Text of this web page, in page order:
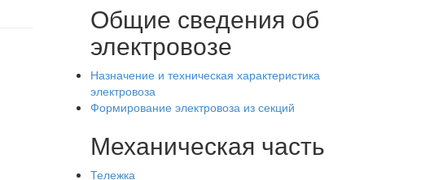
Общие сведения об
электровозе
Назначение и техническая характеристика
электровоза
Формирование электровоза из секций
Механическая часть
Тележка